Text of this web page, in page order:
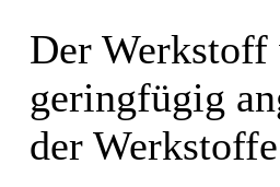
Der
geringfügig
der